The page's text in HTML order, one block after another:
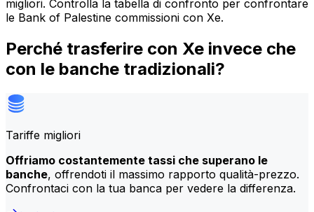
migliori. Controlla la tabella di confronto per confrontare
le Bank of Palestine commissioni con Xe.
Perché trasferire con Xe invece che
con le banche tradizionali?
Tariffe migliori
Offriamo costantemente tassi che superano le
banche, offrendoti il massimo rapporto qualità-prezzo.
Confrontaci con la tua banca per vedere la differenza.